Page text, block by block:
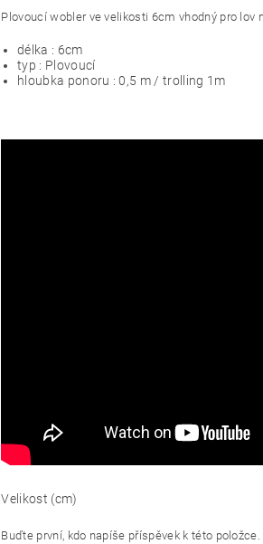
Plovoucí wobler ve velikosti 6cm vhodný pro lov
délka : 6cm
typ : Plovoucí
hloubka ponoru : 0,5 m / trolling 1m
Velikost (cm)
Buďte první, kdo napíše příspěvek k této položce.